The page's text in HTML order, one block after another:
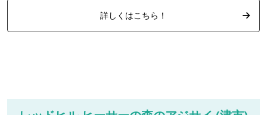
詳しくはこちら！